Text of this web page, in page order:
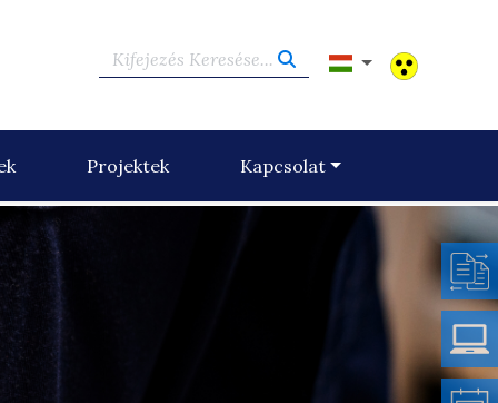
Kifejezés Keresése...
Projektek Kapcsolat